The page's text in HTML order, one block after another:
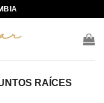
RAÍCES